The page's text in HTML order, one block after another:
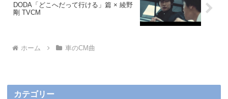
DODA「どこへだって行ける」篇 × 綾野
剛 TVCM
ホーム 車のCM曲
カテゴリー